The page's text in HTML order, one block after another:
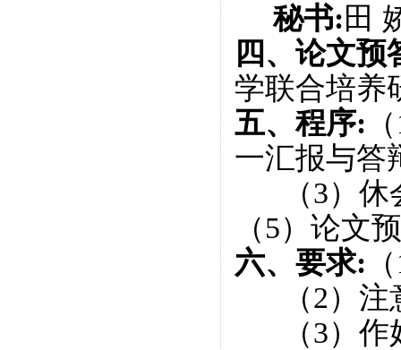
秘书:田
四、论文预
学联合培养
五、程序: （
一汇报与答
（3）休
（5）论文
六、要求: （
（2）注
（3）作